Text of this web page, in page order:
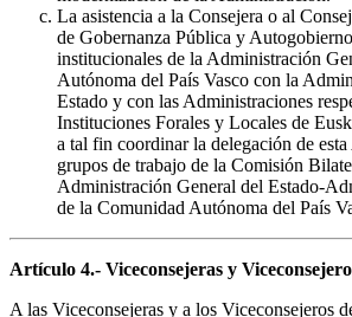
La asistencia a la Consejera o al
de Gobernanza Pública y
institucionales de la Administración
Autónoma del País Vasco con la
Estado y con las Administraciones
Instituciones Forales y Locales de
a tal fin coordinar la delegación de
grupos de trabajo de la Comisión
Administración General del Estado-
de la Comunidad Autónoma del País
Artículo 4.- Viceconsejeras y
A las Viceconsejeras y a los Viceconsejeros